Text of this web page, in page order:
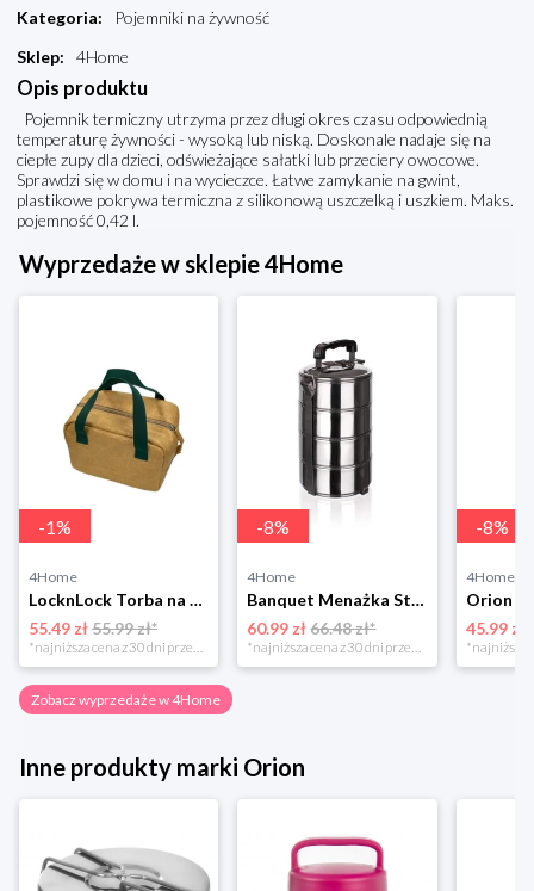
Kategoria:
Pojemniki na żywność
Sklep: 4Home
Opis produktu
Pojemnik termiczny utrzyma przez długi okres czasu odpowiednią
temperaturę żywności - wysoką lub niską. Doskonale nadaje się na
ciepłe zupy dla dzieci, odświeżające sałatki lub przeciery owocowe.
Sprawdzi się w domu i na wycieczce. Łatwe zamykanie na gwint,
plastikowe pokrywa termiczna z silikonową uszczelką i uszkiem. Maks.
pojemność 0,42 l.
Wyprzedaże w sklepie 4Home
-1%
4Home
LocknLock Torba na przekąski z zamkiem, 14 x 21 x 15 cm 4-Home
55.49 zł55.99 zł*
*najniższa cena z 30 dni przed obniżką
-8%
4Home
Banquet Menażka Store Line 4 elementy, stal nierdzewna
60.99 zł 66.48 zł*
*najniższa cena z 30 dni przed obniżką
-8%
4Home
45.99 zł
Zobacz wyprzedaże w 4Home
Inne produkty marki Orion